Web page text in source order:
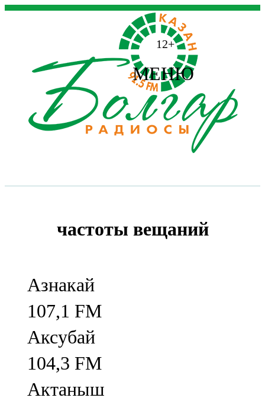
12+
МЕНЮ
частоты вещаний
Азнакай
107,1 FM
Аксубай
104,3 FM
Актаныш